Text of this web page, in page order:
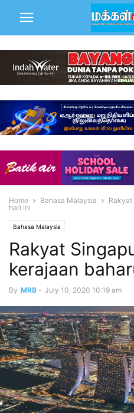
Home Bahasa Malaysia
Rakyat
hari ini
Bahasa Malaysia
Rakyat
kerajaan
By MRB - July 10, 2020 10:19 am